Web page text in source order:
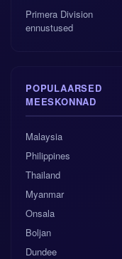
Primera Division
ennustused
POPULAARSED
MEESKONNAD
Malaysia
Philippines
Thailand
Myanmar
Onsala
Boljan
Dundee